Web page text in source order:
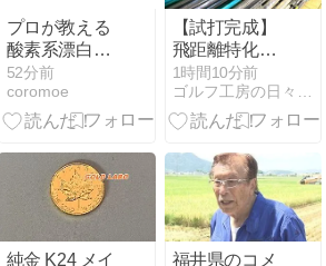
プロが教える
酸素系漂白剤
の正しい使い
方完全ガイド
52分前
coromoe
【試打完成】
飛距離特化
型！Design
Tuning「BURST
LDX」が入荷
1時間10分前
ゴルフ工房の日々徒然ブログ（京葉ゴルフ）
純金 K24 メイ
福井県のコメ